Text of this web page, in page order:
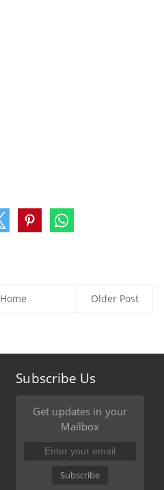
Older Post
Home
Subscribe Us
Get updates in your
Mailbox
Subscribe